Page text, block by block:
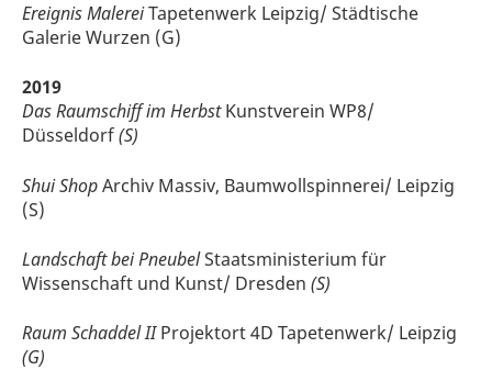
Ereignis MalereiTapetenwerk Leipzig/ Städtische
Galerie Wurzen (G)
2019
Das Raumschiff im HerbstKunstverein WP8/
Düsseldorf(S)
Shui ShopArchiv Massiv, Baumwollspinnerei/ Leipzig
(S)
Landschaft bei PneubelStaatsministerium für
Wissenschaft und Kunst/ Dresden (S)
Raum Schaddel IIProjektort 4D Tapetenwerk/ Leipzig
(G)